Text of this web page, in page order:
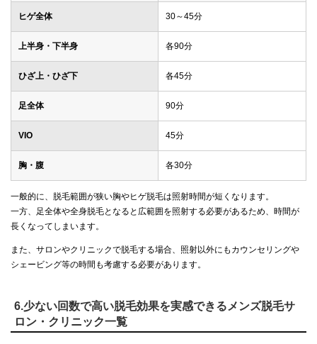
ヒゲ全体 30～45分
上半身・下半身 各90分
ひざ上・ひざ下 各45分
足全体 90分
VIO 45分
胸・腹 各30分
一般的に、脱毛範囲が狭い胸やヒゲ脱毛は照射時間が短くなります。
一方、足全体や全身脱毛となると広範囲を照射する必要があるため、時間が
長くなってしまいます。
また、サロンやクリニックで脱毛する場合、照射以外にもカウンセリングや
シェービング等の時間も考慮する必要があります。
6.少ない回数で高い脱毛効果を実感できるメンズ脱毛サ
ロン・クリニック一覧